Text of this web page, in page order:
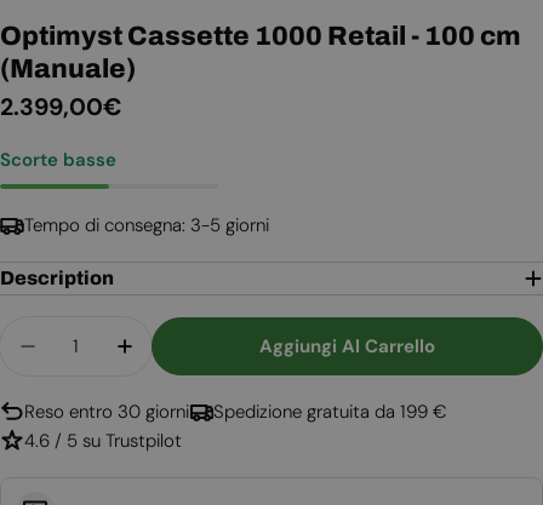
Optimyst Cassette 1000 Retail - 100 cm
(Manuale)
Prezzo
2.399,00€
Scorte basse
Tempo di consegna: 3-5 giorni
Description
Diminuisci La Quantità Per Optimyst Cassette
Aumenta La Quantità Per Optimyst
Aggiungi Al Carrello
Reso entro 30 giorni
Spedizione gratuita da 199 €
4.6 / 5 su Trustpilot